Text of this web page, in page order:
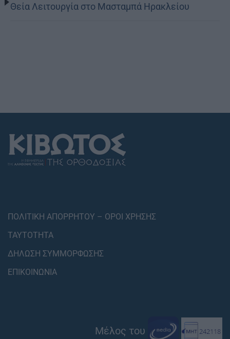
Θεία Λειτουργία στο Μασταμπά Ηρακλείου
ΠΟΛΙΤΙΚΗ ΑΠΟΡΡΗΤΟΥ – ΟΡΟΙ ΧΡΗΣΗΣ
ΤΑΥΤΟΤΗΤΑ
ΔΗΛΩΣΗ ΣΥΜΜΟΡΦΩΣΗΣ
ΕΠΙΚΟΙΝΩΝΙΑ
Μέλος του